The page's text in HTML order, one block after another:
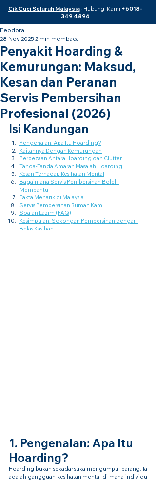
Cik Cuci Seluruh Malaysia· Hubungi Kami +6018-
349 4896
Penyakit Hoarding &
Kemurungan: Maksud,
Kesan dan Peranan
Servis Pembersihan
Profesional (2026)
Feodora
28 Nov 2025 2 min membaca
Isi Kandungan
Pengenalan: Apa Itu Hoarding?
Kaitannya Dengan Kemurungan
Perbezaan Antara Hoarding dan Clutter
Tanda-Tanda Amaran Masalah Hoarding
Kesan Terhadap Kesihatan Mental
Bagaimana Servis Pembersihan Boleh
Membantu
Fakta Menarik di Malaysia
Servis Pembersihan Rumah Kami
Soalan Lazim (FAQ)
Kesimpulan: Sokongan Pembersihan dengan
Belas Kasihan
1. Pengenalan: Apa Itu
Hoarding?
Hoarding bukan sekadar suka mengumpul barang. Ia